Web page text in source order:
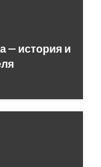
— история и